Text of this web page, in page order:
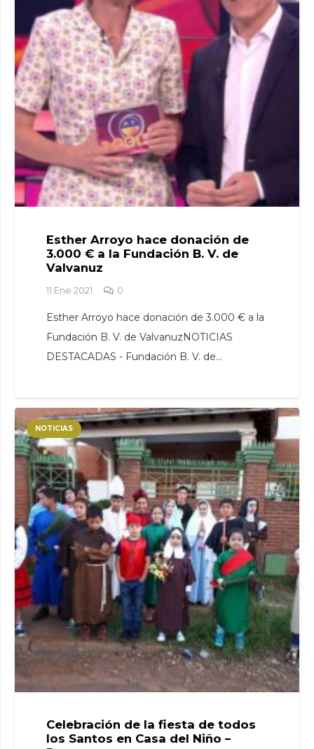
Esther Arroyo hace donación de
3.000 € a la Fundación B. V. de
Valvanuz
11 Ene 2021 0
Esther Arroyo hace donación de 3.000 € a la
Fundación B. V. de ValvanuzNOTICIAS
DESTACADAS - Fundación B. V. de…
NOTICIAS
Celebración de la fiesta de todos
los Santos en Casa del Niño –